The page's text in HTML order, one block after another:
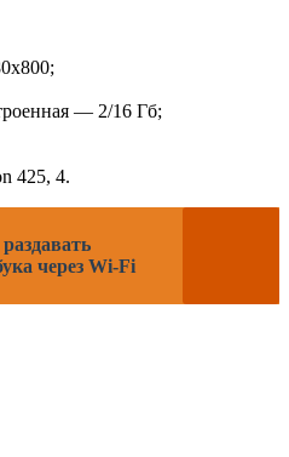
— 2/16 Гб;
425, 4.
через Wi-Fi